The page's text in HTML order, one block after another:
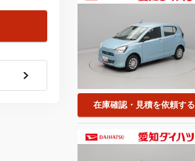
在庫確認・見積を依頼する